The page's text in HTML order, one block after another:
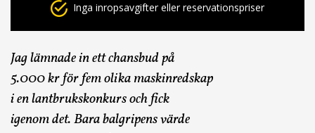
Inga inropsavgifter eller reservationspriser
Jag lämnade in ett chansbud på
5.000 kr för fem olika maskinredskap
i en lantbrukskonkurs och fick
igenom det. Bara balgripens värde